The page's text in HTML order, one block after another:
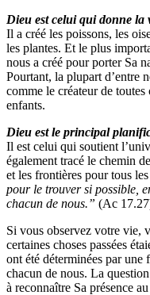
Dieu est celui qui donne la
Il a créé les poissons, les
les plantes. Et le plus
nous a créé pour porter Sa
Pourtant, la plupart d’entre
comme le créateur de
enfants.
Dieu est le principal
Il est celui qui soutient
également tracé le chemin
et les frontières pour tous
pour le trouver si possible,
chacun de nous.” (Ac
Si vous observez votre vie,
certaines choses passées
ont été déterminées par
chacun de nous. La
à reconnaître Sa présence